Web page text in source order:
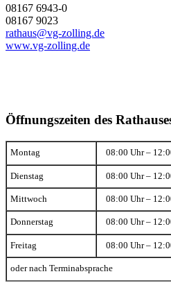
08167 6943-0
08167 9023
rathaus@vg-zolling.de
www.vg-zolling.de
Öffnungszeiten des
Montag 08:00 Uhr –
Dienstag 08:00 Uhr –
Mittwoch 08:00 Uhr –
Donnerstag 08:00 Uhr –
Freitag 08:00 Uhr –
oder nach Terminabsprache